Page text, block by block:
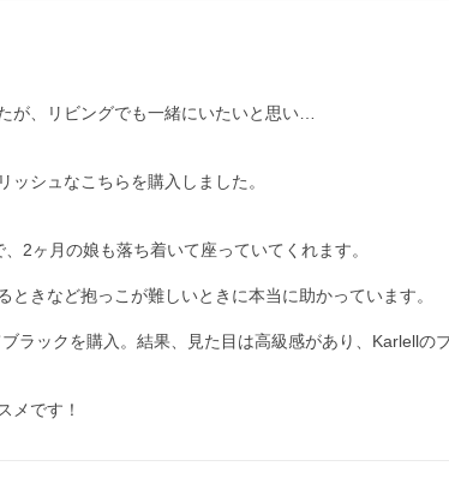
が、リビングでも一緒にいたいと思い…
シュなこちらを購入しました。
2ヶ月の娘も落ち着いて座っていてくれます。
きなど抱っこが難しいときに本当に助かっています。
ラックを購入。結果、見た目は高級感があり、Karlellの
メです！